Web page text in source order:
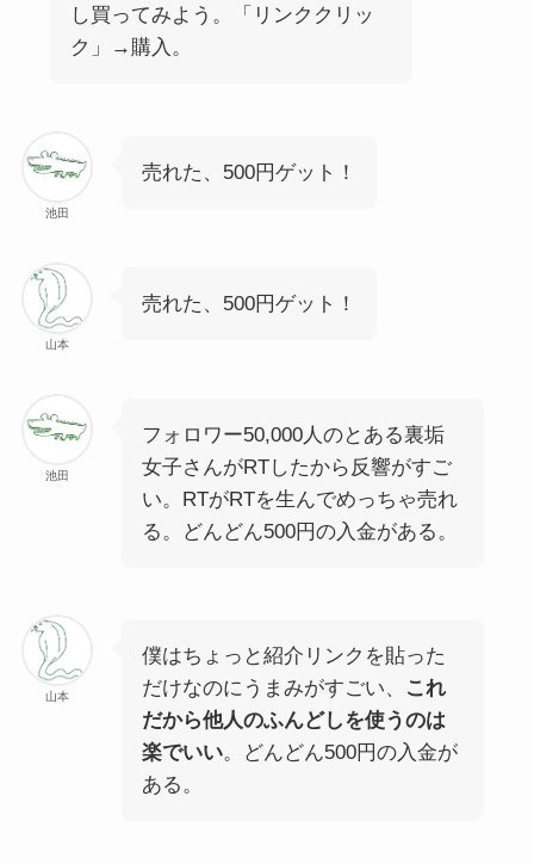
し買ってみよう。「リンククリッ
ク」→購入。
池田
売れた、500円ゲット！
山本
売れた、500円ゲット！
池田
フォロワー50,000人のとある裏垢
女子さんがRTしたから反響がすご
い。RTがRTを生んでめっちゃ売れ
る。どんどん500円の入金がある。
山本
僕はちょっと紹介リンクを貼った
だけなのにうまみがすごい、
これ
だから他人のふんどしを使うのは
楽でいい。どんどん500円の入金が
ある。